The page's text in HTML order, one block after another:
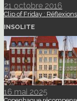
21 octobre 2016
Clip of Friday :
INSOLITE
16 mai 2025